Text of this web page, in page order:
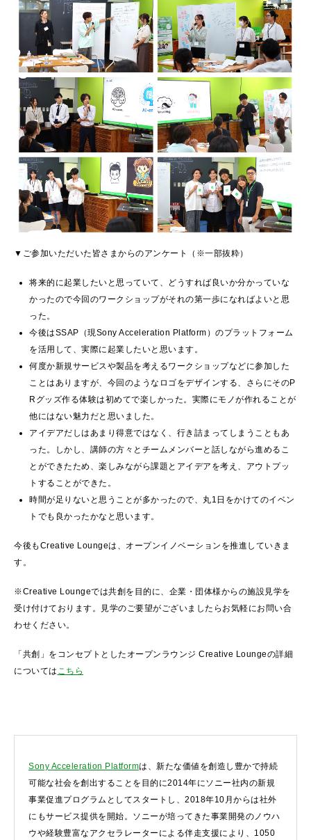
▼ご参加いただいた皆さまからのアンケート（※一部抜粋）
将来的に起業したいと思っていて、どうすれば良いか分かっていな
かったので今回のワークショップがそれの第一歩になればよいと思
った。
今後はSSAP（現Sony Acceleration Platform）のプラットフォーム
を活用して、実際に起業したいと思います。
何度か新規サービスや製品を考えるワークショップなどに参加した
ことはありますが、今回のようなロゴをデザインする、さらにそのP
Rグッズ作る体験は初めてで楽しかった。実際にモノが作れることが
他にはない魅力だと思いました。
アイデアだしはあまり得意ではなく、行き詰まってしまうこともあ
った。しかし、講師の方々とチームメンバーと話しながら進めるこ
とができたため、楽しみながら課題とアイデアを考え、アウトプッ
トすることができた。
時間が足りないと思うことが多かったので、丸1日をかけてのイベン
トでも良かったかなと思います。
今後もCreative Loungeは、オープンイノベーションを推進していきま
す。
※Creative Loungeでは共創を目的に、企業・団体様からの施設見学を
受け付けております。見学のご要望がございましたらお気軽にお問い合
わせください。
「共創」をコンセプトとしたオープンラウンジ Creative Loungeの詳細
については こちら
Sony Acceleration Platformは、新たな価値を創造し豊かで持続
可能な社会を創出することを目的に2014年にソニー社内の新規
事業促進プログラムとしてスタートし、2018年10月からは社外
にもサービス提供を開始。ソニーが培ってきた事業開発のノウハ
ウや経験豊富なアクセラレーターによる伴走支援により、1050